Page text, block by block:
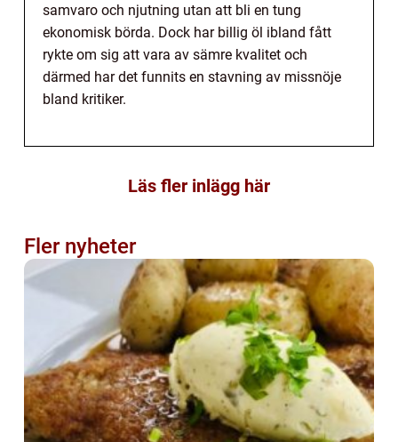
samvaro och njutning utan att bli en tung
ekonomisk börda. Dock har billig öl ibland fått
rykte om sig att vara av sämre kvalitet och
därmed har det funnits en stavning av missnöje
bland kritiker.
Läs fler inlägg här
Fler nyheter